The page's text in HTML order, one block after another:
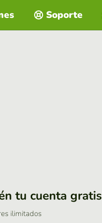
Soporte
tu cuenta gratis
ilimitados